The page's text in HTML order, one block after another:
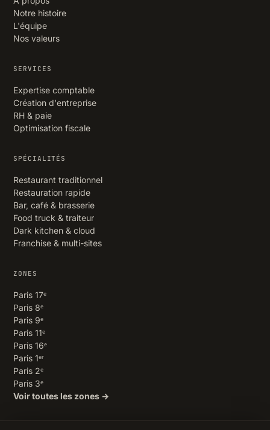
Notre histoire
L'équipe
Nos valeurs
SERVICES
Expertise comptable
Création d'entreprise
RH & paie
Optimisation fiscale
SPÉCIALITÉS
Restaurant traditionnel
Restauration rapide
Bar, café & brasserie
Food truck & traiteur
Dark kitchen & cloud
Franchise & multi-sites
ZONES
Paris 17ᵉ
Paris 8ᵉ
Paris 9ᵉ
Paris 11ᵉ
Paris 16ᵉ
Paris 1ᵉʳ
Paris 2ᵉ
Paris 3ᵉ
Voir toutes les zones →